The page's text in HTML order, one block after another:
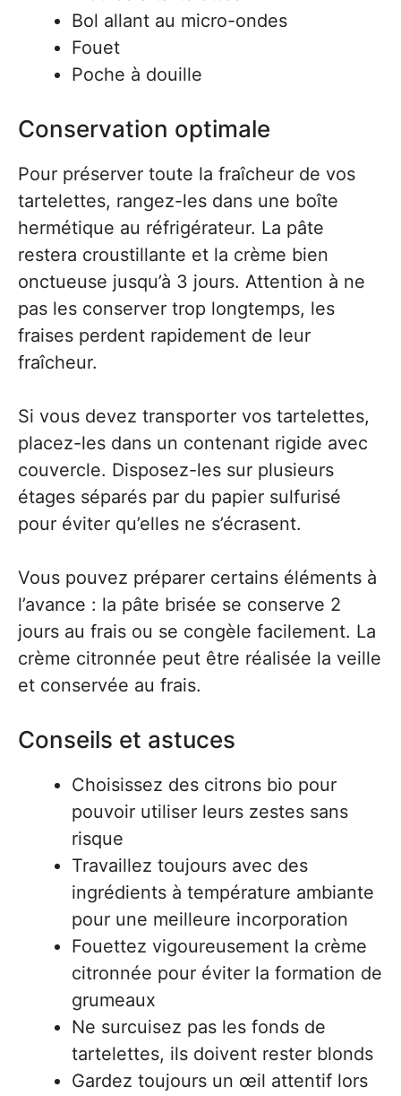
Bol allant au micro-ondes
Fouet
Poche à douille
Conservation optimale
Pour préserver toute la fraîcheur de vos
tartelettes, rangez-les dans une boîte
hermétique au réfrigérateur. La pâte
restera croustillante et la crème bien
onctueuse jusqu’à 3 jours. Attention à ne
pas les conserver trop longtemps, les
fraises perdent rapidement de leur
fraîcheur.
Si vous devez transporter vos tartelettes,
placez-les dans un contenant rigide avec
couvercle. Disposez-les sur plusieurs
étages séparés par du papier sulfurisé
pour éviter qu’elles ne s’écrasent.
Vous pouvez préparer certains éléments à
l’avance : la pâte brisée se conserve 2
jours au frais ou se congèle facilement. La
crème citronnée peut être réalisée la veille
et conservée au frais.
Conseils et astuces
Choisissez des citrons bio pour
pouvoir utiliser leurs zestes sans
risque
Travaillez toujours avec des
ingrédients à température ambiante
pour une meilleure incorporation
Fouettez vigoureusement la crème
citronnée pour éviter la formation de
grumeaux
Ne surcuisez pas les fonds de
tartelettes, ils doivent rester blonds
Gardez toujours un œil attentif lors